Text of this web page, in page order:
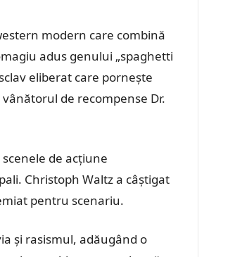
modern care combină
adus genului „spaghetti
eliberat care pornește
de recompense Dr.
de acțiune
Christoph Waltz a câștigat
pentru scenariu.
și rasismul, adăugând o